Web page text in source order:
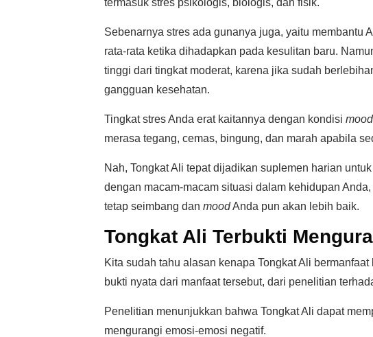
Sebenarnya stres ada gunanya juga, yaitu membantu
rata-rata ketika dihadapkan pada kesulitan baru.
tinggi dari tingkat moderat, karena jika sudah
gangguan kesehatan.
Tingkat stres Anda erat kaitannya dengan kondisi mood
merasa tegang, cemas, bingung, dan marah apabila
Nah, Tongkat Ali tepat dijadikan suplemen harian
dengan macam-macam situasi dalam kehidupan
tetap seimbang dan moodAnda pun akan lebih baik.
Tongkat Ali Terbukti
Kita sudah tahu alasan kenapa Tongkat Ali bermanfaat
bukti nyata dari manfaat tersebut, dari penelitian
Penelitian menunjukkan bahwa Tongkat Ali dapat
mengurangi emosi-emosi negatif.